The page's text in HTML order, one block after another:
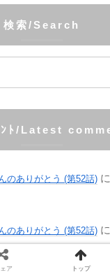
検索/Search
ﾝﾄ/Latest
のありがとう (第52話) に
のありがとう (第52話) に
ア トップ